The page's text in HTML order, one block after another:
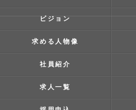
ビジョン
求める人物像
社員紹介
求人一覧